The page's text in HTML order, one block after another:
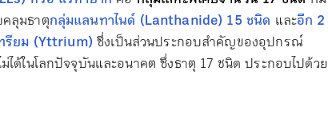
ลุมธาตุกลุ่มแลนทาไนด์ (Lanthanide) 15 ชนิด และอีก 2
รียม (Yttrium) ซึ่งเป็นส่วนประกอบสำคัญของอุปกรณ์
ได้ในโลกปัจจุบันและอนาคต ซึ่งธาตุ 17 ชนิด ประกอบไปด้วย